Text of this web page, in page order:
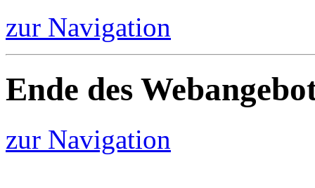
zur Navigation
Ende des
zur Navigation